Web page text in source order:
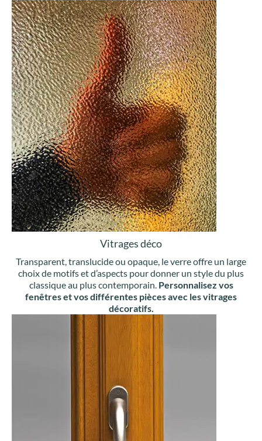
Vitrages déco
Transparent, translucide ou opaque, le verre offre un large
choix de motifs et d’aspects pour donner un style du plus
classique au plus contemporain. Personnalisez vos
fenêtres et vos différentes pièces avec les vitrages
décoratifs.